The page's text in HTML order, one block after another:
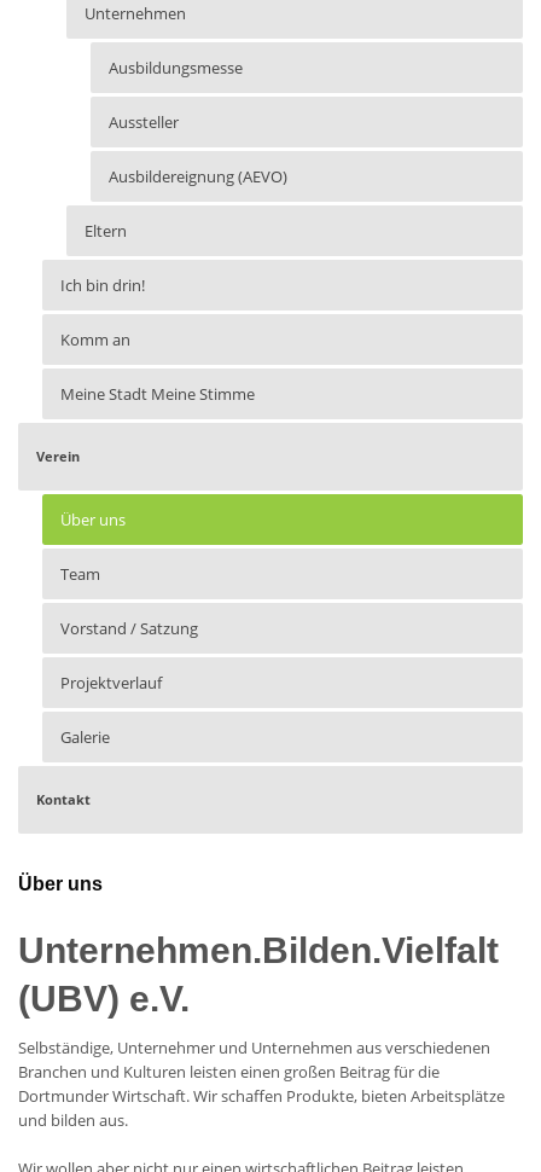
Unternehmen
Ausbildungsmesse
Aussteller
Ausbildereignung (AEVO)
Eltern
Ich bin drin!
Komm an
Meine Stadt Meine Stimme
Verein
Über uns
Team
Vorstand / Satzung
Projektverlauf
Galerie
Kontakt
Über uns
Unternehmen.Bilden.Vielfalt
(UBV) e.V.
Selbständige, Unternehmer und Unternehmen aus verschiedenen
Branchen und Kulturen leisten einen großen Beitrag für die
Dortmunder Wirtschaft. Wir schaffen Produkte, bieten Arbeitsplätze
und bilden aus.